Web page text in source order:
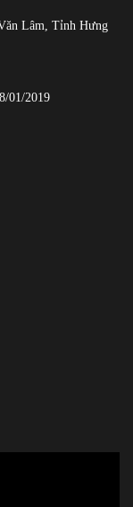
Lâm, Tỉnh Hưng
01/2019